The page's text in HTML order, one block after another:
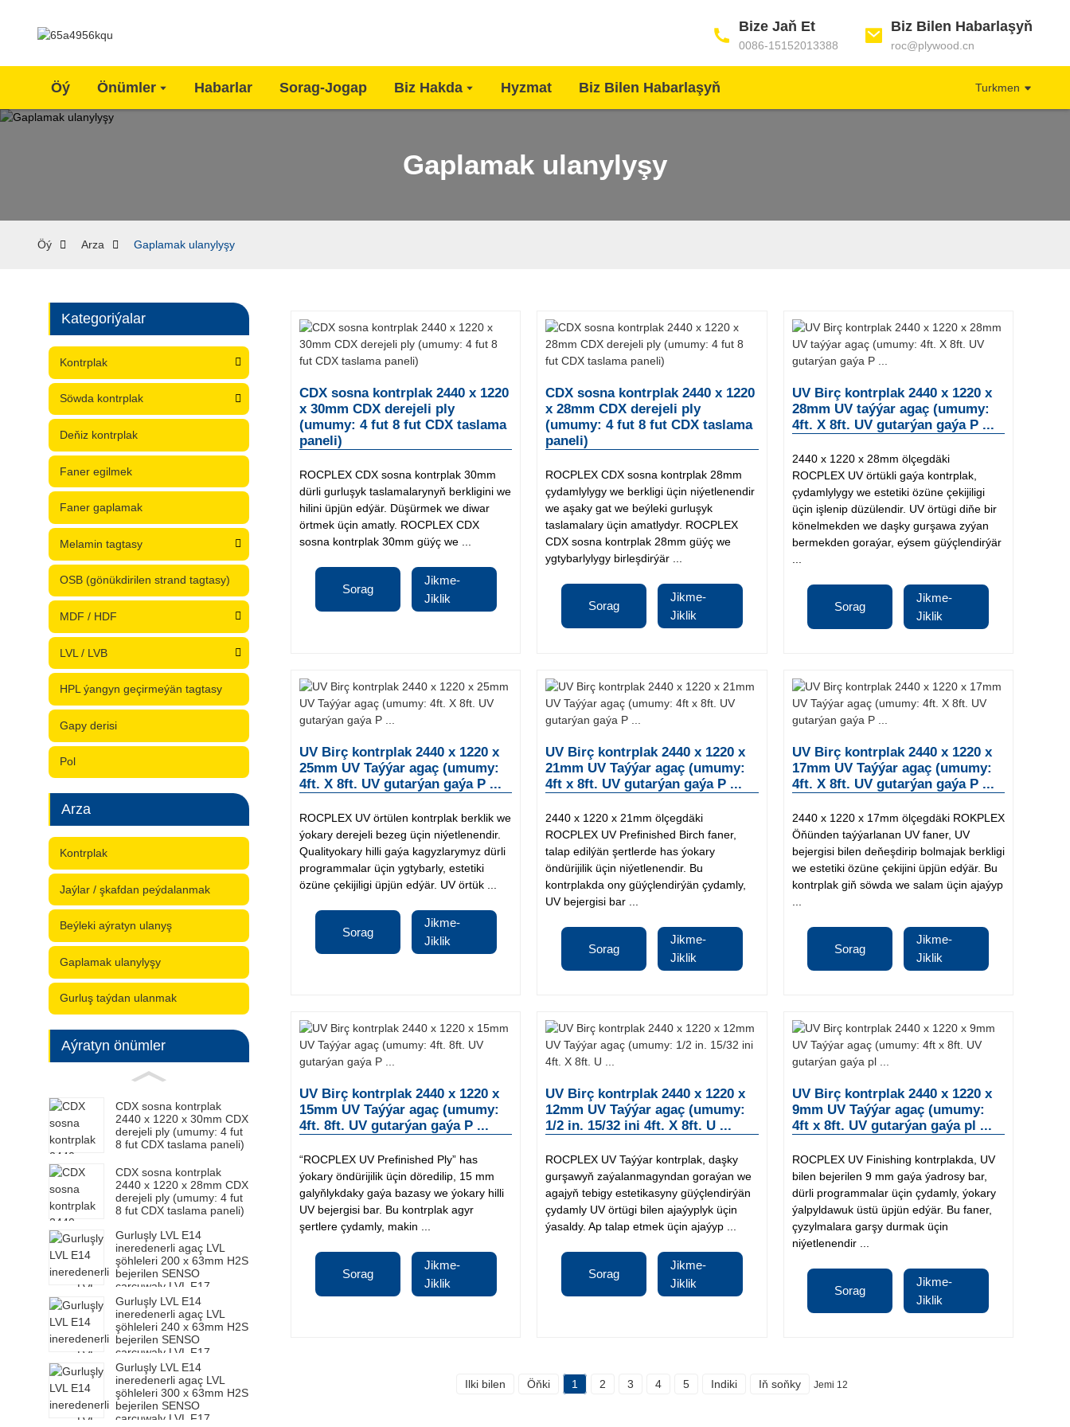
Bize Jaň Et
0086-15152013388
Biz Bilen Habarlaşyň
roc@plywood.cn
Öý Önümler Habarlar Sorag-Jogap Biz Hakda Hyzmat Biz Bilen Habarlaşyň Turkmen
Gaplamak ulanylyşy
Öý Arza Gaplamak ulanylyşy
Kategoriýalar
Kontrplak
Söwda kontrplak
Deňiz kontrplak
Faner egilmek
Faner gaplamak
Melamin tagtasy
OSB (gönükdirilen strand tagtasy)
MDF / HDF
LVL / LVB
HPL ýangyn geçirmeýän tagtasy
Gapy derisi
Pol
Arza
Kontrplak
Jaýlar / şkafdan peýdalanmak
Beýleki aýratyn ulanyş
Gaplamak ulanylyşy
Gurluş taýdan ulanmak
Aýratyn önümler
CDX sosna kontrplak
2440 x 1220 x 30mm CDX
derejeli ply (umumy: 4 fut
8 fut CDX taslama paneli)
CDX sosna kontrplak
2440 x 1220 x 28mm CDX
derejeli ply (umumy: 4 fut
8 fut CDX taslama paneli)
Gurluşly LVL E14
ineredenerli agaç LVL
şöhleleri 200 x 63mm H2S
bejerilen SENSO
çarçuwaly LVL F17
Gurluşly LVL E14
ineredenerli agaç LVL
şöhleleri 240 x 63mm H2S
bejerilen SENSO
çarçuwaly LVL F17
Gurluşly LVL E14
ineredenerli agaç LVL
şöhleleri 300 x 63mm H2S
bejerilen SENSO
çarçuwaly LVL F17
CDX sosna kontrplak 2440 x 1220
x 30mm CDX derejeli ply
(umumy: 4 fut 8 fut CDX taslama
paneli)
ROCPLEX CDX sosna kontrplak 30mm
dürli gurluşyk taslamalarynyň berkligini we
hilini üpjün edýär. Düşürmek we diwar
örtmek üçin amatly. ROCPLEX CDX
sosna kontrplak 30mm güýç we ...
Sorag
Jikme-
Jiklik
CDX sosna kontrplak 2440 x 1220
x 28mm CDX derejeli ply
(umumy: 4 fut 8 fut CDX taslama
paneli)
ROCPLEX CDX sosna kontrplak 28mm
çydamlylygy we berkligi üçin niýetlenendir
we aşaky gat we beýleki gurluşyk
taslamalary üçin amatlydyr. ROCPLEX
CDX sosna kontrplak 28mm güýç we
ygtybarlylygy birleşdirýär ...
Sorag
Jikme-
Jiklik
UV Birç kontrplak 2440 x 1220 x
28mm UV taýýar agaç (umumy:
4ft. X 8ft. UV gutarýan gaýa P ...
2440 x 1220 x 28mm ölçegdäki
ROCPLEX UV örtükli gaýa kontrplak,
çydamlylygy we estetiki özüne çekijiligi
üçin işlenip düzülendir. UV örtügi diňe bir
könelmekden we daşky gurşawa zyýan
bermekden goraýar, eýsem güýçlendirýär
Sorag
Jikme-
Jiklik
UV Birç kontrplak 2440 x 1220 x
25mm UV Taýýar agaç (umumy:
4ft. X 8ft. UV gutarýan gaýa P ...
ROCPLEX UV örtülen kontrplak berklik we
ýokary derejeli bezeg üçin niýetlenendir.
Qualityokary hilli gaýa kagyzlarymyz dürli
programmalar üçin ygtybarly, estetiki
özüne çekijiligi üpjün edýär. UV örtük ...
Sorag
Jikme-
Jiklik
UV Birç kontrplak 2440 x 1220 x
21mm UV Taýýar agaç (umumy:
4ft x 8ft. UV gutarýan gaýa P ...
2440 x 1220 x 21mm ölçegdäki
ROCPLEX UV Prefinished Birch faner,
talap edilýän şertlerde has ýokary
öndürijilik üçin niýetlenendir. Bu
kontrplakda ony güýçlendirýän çydamly,
UV bejergisi bar ...
Sorag
Jikme-
Jiklik
UV Birç kontrplak 2440 x 1220 x
17mm UV Taýýar agaç (umumy:
4ft. X 8ft. UV gutarýan gaýa P ...
2440 x 1220 x 17mm ölçegdäki ROKPLEX
Öňünden taýýarlanan UV faner, UV
bejergisi bilen deňeşdirip bolmajak berkligi
we estetiki özüne çekijini üpjün edýär. Bu
kontrplak giň söwda we salam üçin ajaýyp
Sorag
Jikme-
Jiklik
UV Birç kontrplak 2440 x 1220 x
15mm UV Taýýar agaç (umumy:
4ft. 8ft. UV gutarýan gaýa P ...
“ROCPLEX UV Prefinished Ply” has
ýokary öndürijilik üçin döredilip, 15 mm
galyňlykdaky gaýa bazasy we ýokary hilli
UV bejergisi bar. Bu kontrplak agyr
şertlere çydamly, makin ...
Sorag
Jikme-
Jiklik
UV Birç kontrplak 2440 x 1220 x
12mm UV Taýýar agaç (umumy:
1/2 in. 15/32 ini 4ft. X 8ft. U ...
ROCPLEX UV Taýýar kontrplak, daşky
gurşawyň zaýalanmagyndan goraýan we
agajyň tebigy estetikasyny güýçlendirýän
çydamly UV örtügi bilen ajaýyplyk üçin
ýasaldy. Ap talap etmek üçin ajaýyp ...
Sorag
Jikme-
Jiklik
UV Birç kontrplak 2440 x 1220 x
9mm UV Taýýar agaç (umumy:
4ft x 8ft. UV gutarýan gaýa pl ...
ROCPLEX UV Finishing kontrplakda, UV
bilen bejerilen 9 mm gaýa ýadrosy bar,
dürli programmalar üçin çydamly, ýokary
ýalpyldawuk üstü üpjün edýär. Bu faner,
çyzylmalara garşy durmak üçin
niýetlenendir ...
Sorag
Jikme-
Jiklik
Ilki bilen Öňki 1 2 3 4 5 Indiki Iň soňky Jemi 12